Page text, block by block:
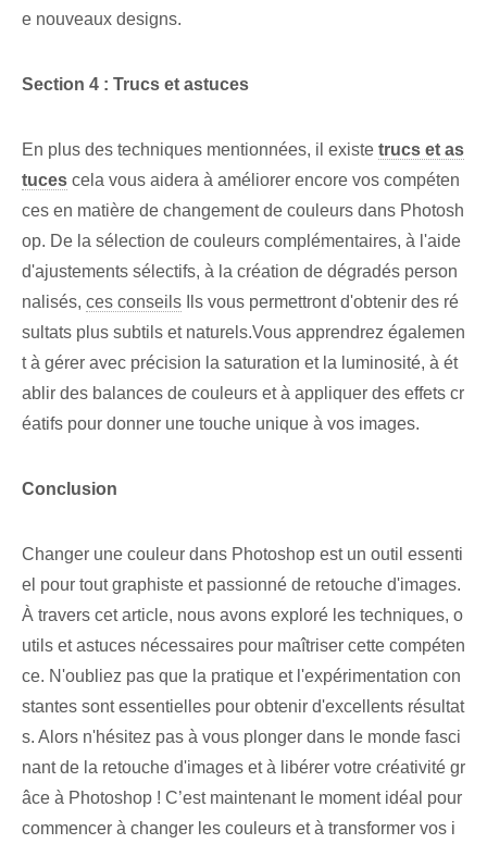
e nouveaux designs.
Section 4 : Trucs et astuces
En plus des techniques mentionnées, il existe trucs et as
tuces ⁤cela vous aidera à améliorer encore vos compéten
ces en matière de changement de couleurs dans Photosh
op. De la sélection de couleurs complémentaires, à l'aide
d'ajustements sélectifs, à la création de dégradés person
nalisés, ces conseils Ils vous permettront d'obtenir des ré
sultats plus subtils et naturels.Vous apprendrez égalemen
t à gérer avec précision la saturation et la luminosité, à ét
ablir des balances de couleurs et à appliquer des effets cr
éatifs pour donner une touche unique à vos images.
Conclusion
Changer une couleur dans Photoshop est un outil essenti
el pour tout graphiste et passionné de retouche d'images.
À travers cet article, nous avons exploré les techniques, o
utils et astuces nécessaires pour maîtriser cette compéten
ce. N'oubliez pas que la pratique et l'expérimentation con
stantes sont essentielles pour obtenir d'excellents résultat
s. Alors n'hésitez pas à vous plonger dans le monde fasci
nant de la retouche d'images et à libérer votre créativité gr
âce à Photoshop ! C’est maintenant le moment idéal pour
commencer à changer les couleurs et à transformer vos i